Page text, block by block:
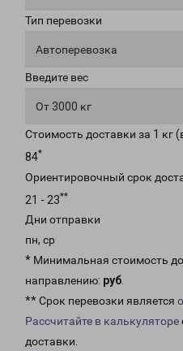
Тип перевозки
Автоперевозка
Введите вес
От 3000 кг
Стоимость доставки за 1 кг
84*
Ориентировочный срок
21 - 23**
Дни отправки
пн, ср
* Минимальная стоимость
направлению: руб.
** Срок перевозки является
Рассчитайте в калькуляторе
доставки.